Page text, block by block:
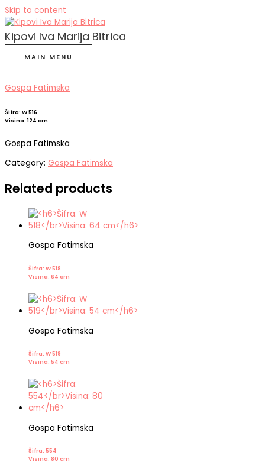
Skip to content
Kipovi Iva Marija Bitrica
MAIN MENU
Gospa Fatimska
Šifra: W 516
Visina: 124 cm
Gospa Fatimska
Category: Gospa Fatimska
Related products
Gospa Fatimska
Šifra: W 518
Visina: 64 cm
Gospa Fatimska
Šifra: W 519
Visina: 54 cm
Gospa Fatimska
Šifra: 554
Visina: 80 cm